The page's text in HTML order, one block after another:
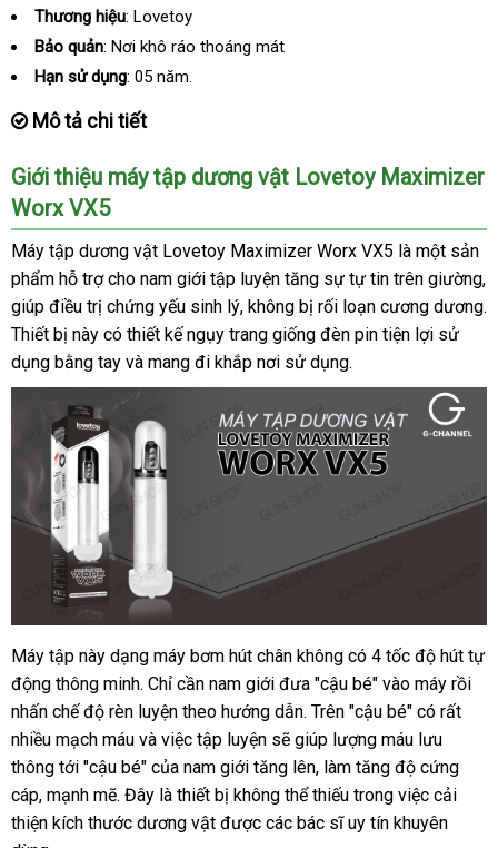
Thương hiệu: Lovetoy
Bảo quản: Nơi khô ráo thoáng mát
Hạn sử dụng: 05 năm.
Mô tả chi tiết
Giới thiệu máy tập dương vật Lovetoy Maximizer
Worx VX5
Máy tập dương vật Lovetoy Maximizer Worx VX5 là một sản
phẩm hỗ trợ cho nam giới tập luyện tăng sự tự tin trên giườngtự
,
giúp điều trị chứng yếu sinh lýkhuyến
mãi
, không bị rối loạn cương dương.
Thiết bị này có thiết kế ngụy trang giống đèn pin tiện lợi sử
dụng bằng tay online
và mang đi khắp nơi sử dụng.
Máy tập này dạng máy bơm hút chân không có 4 tốc độ hút tự
động thông minhđăng
ký
. Chỉ cần nam giới đưa "cậu bé" vào máy rồi
nhấn chế độ rèn luyện theo hướng dẫnxuất
xứ
. giá
sỉ
Trên "cậu bé" có dễ
dàng
rất
nhiều mạch máu hướng
dẫn
và việc tập luyện chính
hãng
sẽ giúp lượng máu lưu
thông tới "cậu bé" đấu
giá
của nam giới tăng lênĐài
Loan
, làm tăng độ cứng
cápchất
lượng
, mạnh mẽtận
nơi
. Đây là thiết bị không thể thiếu trong việc cải
thiện kích thước dương vật danh
được cao
các bác sĩ uy tín khuyên